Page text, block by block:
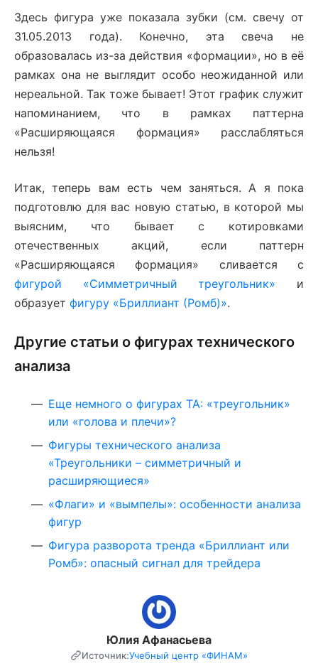
Здесь фигура уже показала зубки (см. свечу от
31.05.2013 года). Конечно, эта свеча не
образовалась из-за действия «формации», но в её
рамках она не выглядит особо неожиданной или
нереальной. Так тоже бывает! Этот график служит
напоминанием, что в рамках паттерна
«Расширяющаяся формация» расслабляться
нельзя!
Итак, теперь вам есть чем заняться. А я пока
подготовлю для вас новую статью, в которой мы
выясним, что бывает с котировками
отечественных акций, если паттерн
«Расширяющаяся формация» сливается с
фигурой «Симметричный треугольник» и
образует фигуру «Бриллиант (Ромб)».
Другие статьи о фигурах технического
анализа
Еще немного о фигурах ТА: «треугольник»
или «голова и плечи»?
Фигуры технического анализа
«Треугольники – симметричный и
расширяющиеся»
«Флаги» и «вымпелы»: особенности анализа
фигур
Фигура разворота тренда «Бриллиант или
Ромб»: опасный сигнал для трейдера
Юлия Афанасьева
Источник:Учебный центр «ФИНАМ»